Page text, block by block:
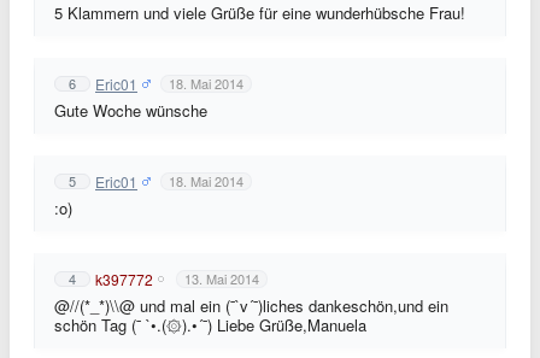
5 Klammern und viele Grüße für eine wunderhübsche Frau!
6 Eric01 18. Mai 2014
Gute Woche wünsche
5 Eric01 18. Mai 2014
:o)
4 k397772 13. Mai 2014
@//(*_*)\\@ und mal ein (¯`v´¯)liches dankeschön,und ein
schön Tag (¯ `•.(۞).•´¯) Liebe Grüße,Manuela